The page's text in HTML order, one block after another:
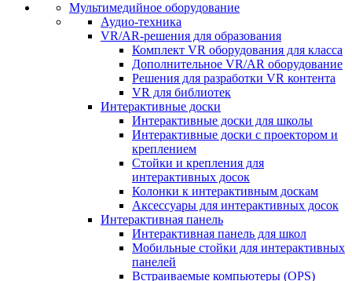
Мультимедийное оборудование
Аудио-техника
VR/AR-решения для образования
Комплект VR оборудования для класса
Дополнительное VR/AR оборудование
Решения для разработки VR контента
VR для библиотек
Интерактивные доски
Интерактивные доски для школы
Интерактивные доски с проектором и
креплением
Стойки и крепления для
интерактивных досок
Колонки к интерактивным доскам
Аксессуары для интерактивных досок
Интерактивная панель
Интерактивная панель для школ
Мобильные стойки для интерактивных
панелей
Встраиваемые компьютеры (OPS)